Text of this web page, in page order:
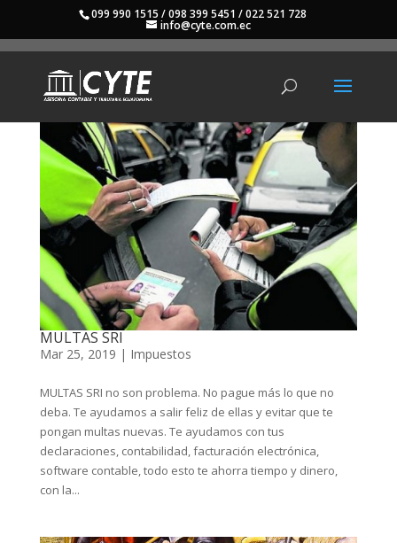
099 990 1515 / 098 399 5451 / 022 521 728
info@cyte.com.ec
MULTAS SRI
Mar 25, 2019 | Impuestos
MULTAS SRI no son problema. No pague más lo que no
deba. Te ayudamos a salir feliz de ellas y evitar que te
pongan multas nuevas. Te ayudamos con tus
declaraciones, contabilidad, facturación electrónica,
software contable, todo esto te ahorra tiempo y dinero,
con la...